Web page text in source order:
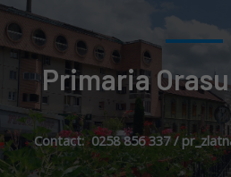
Primaria
Contact: 0258 856 337 /